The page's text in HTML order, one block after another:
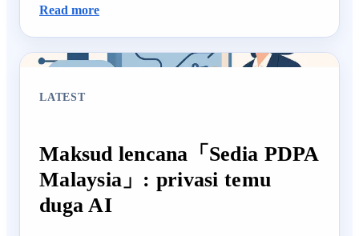
Read more
LATEST
Maksud lencana「Sedia PDPA
Malaysia」: privasi temu
duga AI